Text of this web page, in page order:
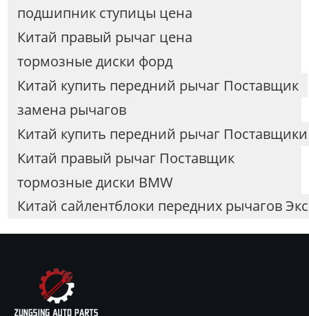
подшипник ступицы цена
Китай правый рычаг цена
тормозные диски форд
Китай купить передний рычаг Поставщик
замена рычагов
Китай купить передний рычаг Поставщики
Китай правый рычаг Поставщик
тормозные диски BMW
Китай сайлентблоки передних рычагов